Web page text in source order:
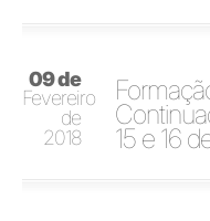
09 de
Fevereiro
de
2018
15 e 16